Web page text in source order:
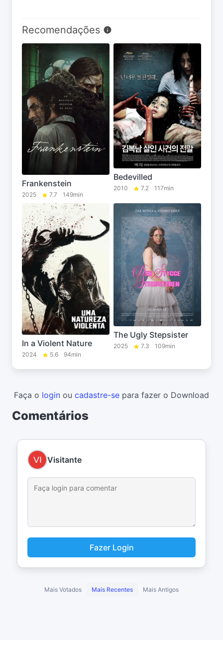
Recomendações
Frankenstein
2025 7.7 149min
Bedevilled
2010 7.2 117min
In a Violent Nature
2024 5.6 94min
The Ugly Stepsister
2025 7.3 109min
Faça o login ou cadastre-se para fazer o Download
Comentários
Visitante
Fazer Login
Mais Votados Mais Recentes Mais Antigos